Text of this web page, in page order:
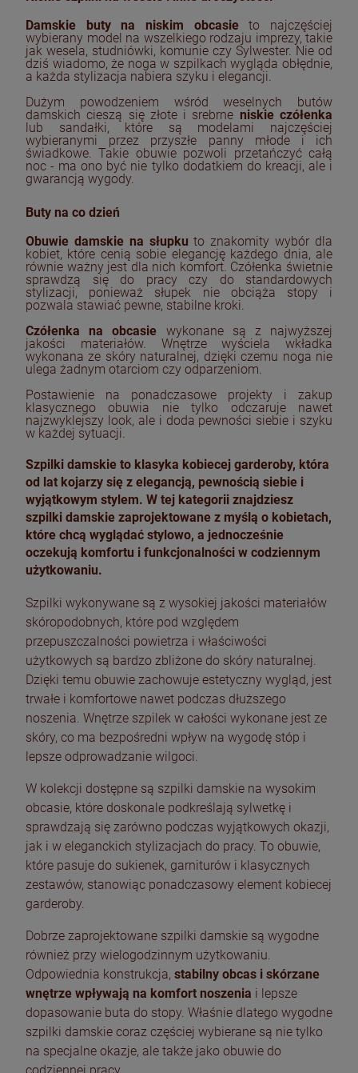
Damskie buty na niskim obcasieto najczęściej
wybierany model na wszelkiego rodzaju imprezy, takie
jak wesela, studniówki, komunie czy Sylwester. Nie od
dziś wiadomo, że noga w szpilkach wygląda obłędnie,
a każda stylizacja nabiera szyku i elegancji.
Dużym powodzeniem wśród weselnych butów
damskich cieszą się złote i srebrne niskie czółenka
lub sandałki, które są modelami najczęściej
wybieranymi przez przyszłe panny młode i ich
świadkowe. Takie obuwie pozwoli przetańczyć całą
noc - ma ono być nie tylko dodatkiem do kreacji, ale i
gwarancją wygody.
Buty na co dzień
Obuwie damskie na słupku to znakomity wybór dla
kobiet, które cenią sobie elegancję każdego dnia, ale
równie ważny jest dla nich komfort. Czółenka świetnie
sprawdzą się do pracy czy do standardowych
stylizacji, ponieważ słupek nie obciąża stopy i
pozwala stawiać pewne, stabilne kroki.
Czółenka na obcasie wykonane są z najwyższej
jakości materiałów. Wnętrze wyściela wkładka
wykonana ze skóry naturalnej, dzięki czemu noga nie
ulega żadnym otarciom czy odparzeniom.
Postawienie na ponadczasowe projekty i zakup
klasycznego obuwia nie tylko odczaruje nawet
najzwyklejszy look, ale i doda pewności siebie i szyku
w każdej sytuacji.
Szpilki damskie to klasyka kobiecej garderoby, która
od lat kojarzy się z elegancją, pewnością siebie i
wyjątkowym stylem. W tej kategorii znajdziesz
szpilki damskie zaprojektowane z myślą o kobietach,
które chcą wyglądać stylowo, a jednocześnie
oczekują komfortu i funkcjonalności w codziennym
użytkowaniu.
Szpilki wykonywane są z wysokiej jakości materiałów
skóropodobnych, które pod względem
przepuszczalności powietrza i właściwości
użytkowych są bardzo zbliżone do skóry naturalnej.
Dzięki temu obuwie zachowuje estetyczny wygląd, jest
trwałe i komfortowe nawet podczas dłuższego
noszenia. Wnętrze szpilek w całości wykonane jest ze
skóry, co ma bezpośredni wpływ na wygodę stóp i
lepsze odprowadzanie wilgoci.
W kolekcji dostępne są szpilki damskie na wysokim
obcasie, które doskonale podkreślają sylwetkę i
sprawdzają się zarówno podczas wyjątkowych okazji,
jak i w eleganckich stylizacjach do pracy. To obuwie,
które pasuje do sukienek, garniturów i klasycznych
zestawów, stanowiąc ponadczasowy element kobiecej
garderoby.
Dobrze zaprojektowane szpilki damskie są wygodne
również przy wielogodzinnym użytkowaniu.
Odpowiednia konstrukcja, stabilny obcas i skórzane
wnętrze wpływają na komfort noszenia i lepsze
dopasowanie buta do stopy. Właśnie dlatego wygodne
szpilki damskie coraz częściej wybierane są nie tylko
na specjalne okazje, ale także jako obuwie do